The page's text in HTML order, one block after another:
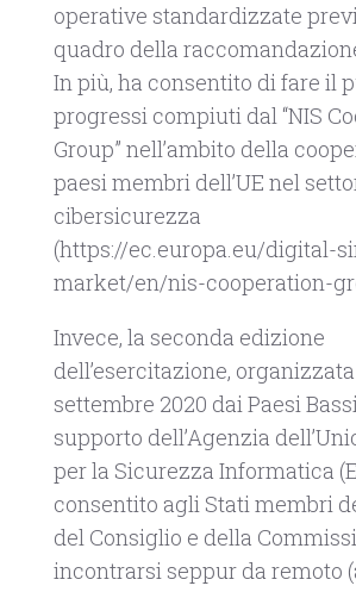
operative standardizzate
quadro della
In più, ha consentito di fare il
progressi compiuti dal “NIS
Group” nell’ambito della
paesi membri dell’UE nel
cibersicurezza
(https://ec.europa.eu/digital-
market/en/nis-cooperation-
Invece, la seconda edizione
dell’esercitazione,
settembre 2020 dai Paesi
supporto dell’Agenzia
per la Sicurezza Informatica
consentito agli Stati membri
del Consiglio e della
incontrarsi seppur da remoto